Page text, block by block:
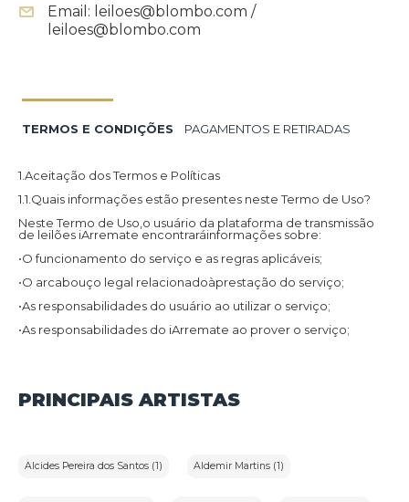
Email: leiloes@blombo.com /
leiloes@blombo.com
TERMOS E CONDIÇÕES PAGAMENTOS E RETIRADAS
1.Aceitação dos Termos e Políticas
1.1.Quais informações estão presentes neste Termo de Uso?
Neste Termo de Uso,o usuário da plataforma de transmissão
de leilões iArremate encontraráinformações sobre:
•O funcionamento do serviço e as regras aplicáveis;
•O arcabouço legal relacionadoàprestação do serviço;
•As responsabilidades do usuário ao utilizar o serviço;
•As responsabilidades do iArremate ao prover o serviço;
deste Termo de Uso tenham sido violadas.
são coletados,o compartilhamento de dados com terceiros e
as medidas de segurança implementadas para proteger esses
PRINCIPAIS ARTISTAS
Alcides Pereira dos Santos (1) Aldemir Martins (1)